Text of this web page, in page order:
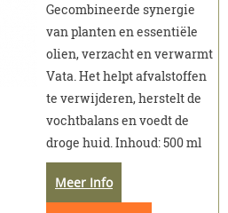
Gecombineerde synergie
van planten en essentiële
olien, verzacht en verwarmt
Vata. Het helpt afvalstoffen
te verwijderen, herstelt de
vochtbalans en voedt de
droge huid. Inhoud: 500 ml
Meer Info